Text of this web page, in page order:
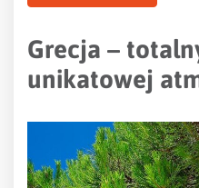
Grecja –
unikatowej